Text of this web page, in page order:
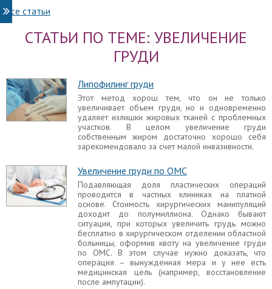
Сочетание пластики и косметологии
Косметолог или пластический хирург? К кому
Пластический хирург клиники "Линлайн" Дмитрий
Александрович Надельсон расскажет о
современном подходе к пластическим
операциям.
Бесшовное увеличение груди
Многие женщины недовольны своей грудью,
пластических хирургов. Увеличить, подтянуть или
изменить форму груди - поможет операция
маммопластика.
Постродовая пластика: оценить
возможности
Станислав Савицкий рассказывает о всех видах
послеродовой пластики
Все статьи
СТАТЬИ ПО ТЕМЕ: УВЕЛИЧЕНИЕ
ГРУДИ
Липофилинг груди
Этот метод хорош тем, что он не только
увеличивает объем груди, но и одновременно
удаляет излишки жировых тканей с проблемных
участков. В целом увеличение груди
собственным жиром достаточно хорошо себя
зарекомендовало за счет малой инвазивности.
Увеличение груди по ОМС
Подавляющая доля пластических операций
проводится в частных клиниках на платной
основе. Стоимость хирургических манипуляций
доходит до полумиллиона. Однако бывают
ситуации, при которых увеличить грудь можно
бесплатно в хирургическом отделении областной
больницы, оформив квоту на увеличение груди
по ОМС. В этом случае нужно доказать, что
операция – вынужденная мера и у нее есть
медицинская цель (например, восстановление
после ампутации).